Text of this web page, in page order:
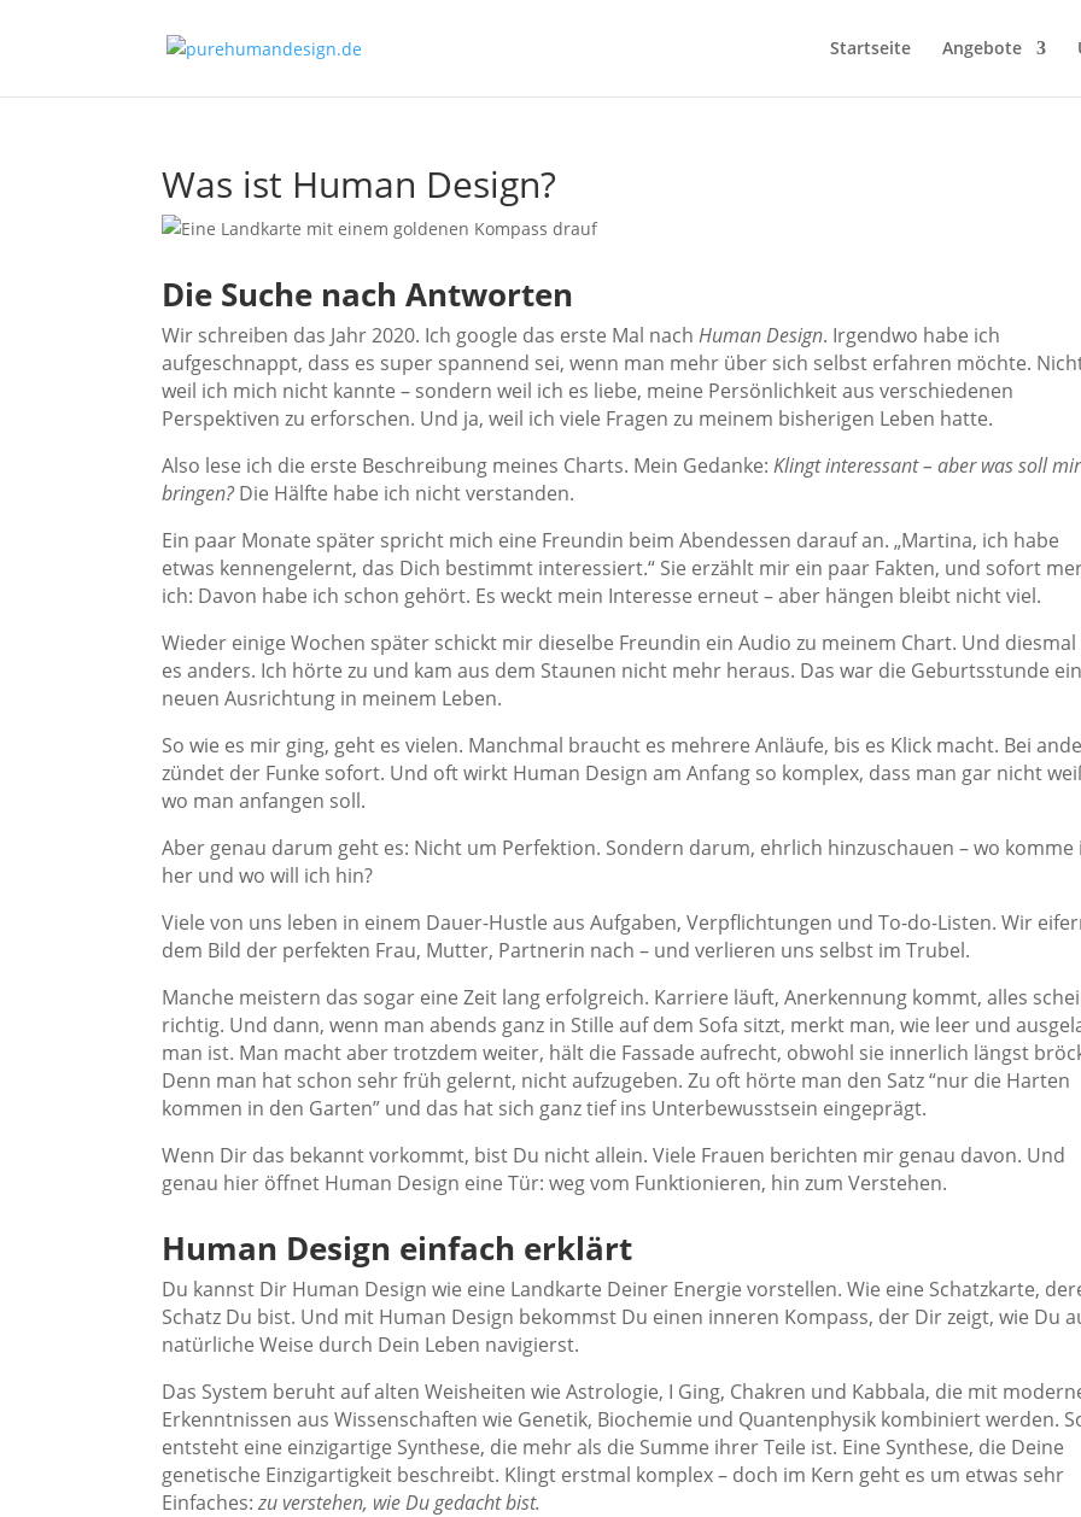
Startseite Angebote
Was ist Human Design?
Die Suche nach Antworten
Wir schreiben das Jahr 2020. Ich google das erste Mal nachHuman Design. Irgendwo habe ich
aufgeschnappt, dass es super spannend sei, wenn man mehr über sich selbst erfahren möchte.
weil ich mich nicht kannte – sondern weil ich es liebe, meine Persönlichkeit aus verschiedenen
Perspektiven zu erforschen. Und ja, weil ich viele Fragen zu meinem bisherigen Leben hatte.
Also lese ich die erste Beschreibung meines Charts. Mein Gedanke:Klingt interessant – aber was soll
bringen?Die Hälfte habe ich nicht verstanden.
Ein paar Monate später spricht mich eine Freundin beim Abendessen darauf an. „Martina, ich habe
etwas kennengelernt, das Dich bestimmt interessiert.“ Sie erzählt mir ein paar Fakten, und sofort
ich: Davon habe ich schon gehört. Es weckt mein Interesse erneut – aber hängen bleibt nicht viel.
Wieder einige Wochen später schickt mir dieselbe Freundin ein Audio zu meinem Chart. Und
es anders. Ich hörte zu und kam aus dem Staunen nicht mehr heraus. Das war die Geburtsstunde
neuen Ausrichtung in meinem Leben.
So wie es mir ging, geht es vielen. Manchmal braucht es mehrere Anläufe, bis es Klick macht. Bei
zündet der Funke sofort. Und oft wirkt Human Design am Anfang so komplex, dass man gar nicht
wo man anfangen soll.
Aber genau darum geht es: Nicht um Perfektion. Sondern darum, ehrlich hinzuschauen – wo komme
her und wo will ich hin?
Viele von uns leben in einem Dauer-Hustle aus Aufgaben, Verpflichtungen und To-do-Listen. Wir
dem Bild der perfekten Frau, Mutter, Partnerin nach – und verlieren uns selbst im Trubel.
Manche meistern das sogar eine Zeit lang erfolgreich. Karriere läuft, Anerkennung kommt, alles
richtig. Und dann, wenn man abends ganz in Stille auf dem Sofa sitzt, merkt man, wie leer und
man ist. Man macht aber trotzdem weiter, hält die Fassade aufrecht, obwohl sie innerlich längst
Denn man hat schon sehr früh gelernt, nicht aufzugeben. Zu oft hörte man den Satz “nur die Harten
kommen in den Garten” und das hat sich ganz tief ins Unterbewusstsein eingeprägt.
Wenn Dir das bekannt vorkommt, bist Du nicht allein. Viele Frauen berichten mir genau davon. Und
genau hier öffnet Human Design eine Tür: weg vom Funktionieren, hin zum Verstehen.
Human Design einfach erklärt
Du kannst Dir Human Design wie eine Landkarte Deiner Energie vorstellen. Wie eine Schatzkarte,
Schatz Du bist. Und mit Human Design bekommst Du einen inneren Kompass, der Dir zeigt, wie Du
natürliche Weise durch Dein Leben navigierst.
Das System beruht auf alten Weisheiten wie Astrologie, I Ging, Chakren und Kabbala, die mit
Erkenntnissen aus Wissenschaften wie Genetik, Biochemie und Quantenphysik kombiniert werden.
entsteht eine einzigartige Synthese, die mehr als die Summe ihrer Teile ist. Eine Synthese, die Deine
genetische Einzigartigkeit beschreibt. Klingt erstmal komplex – doch im Kern geht es um etwas sehr
Einfaches:zu verstehen, wie Du gedacht bist.